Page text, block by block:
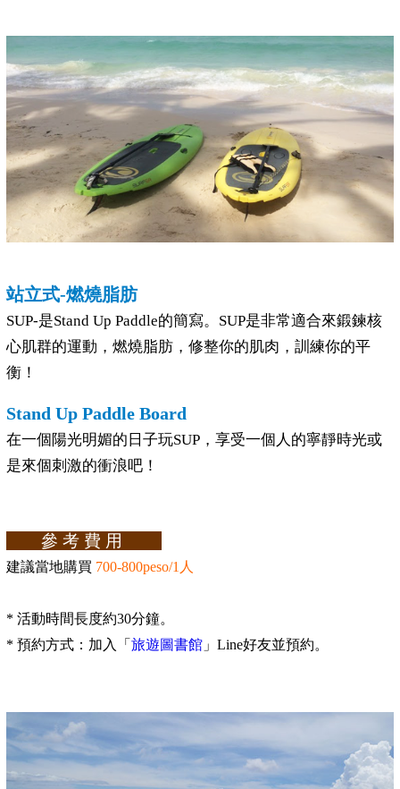
站立式-燃燒脂肪
SUP-是Stand Up Paddle的簡寫。SUP是非常適合來鍛鍊核
心肌群的運動，燃燒脂肪，修整你的肌肉，訓練你的平
衡！
Stand Up Paddle Board
在一個陽光明媚的日子玩SUP，享受一個人的寧靜時光或
是來個刺激的衝浪吧！
參考費用
建議當地購買 700-800peso/1人
* 活動時間長度約30分鐘。
* 預約方式：加入「 旅遊圖書館」Line好友並預約。